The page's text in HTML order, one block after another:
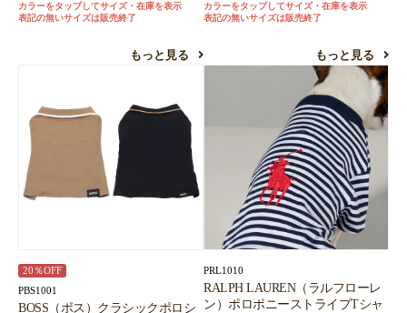
カラーをタップしてサイズ・在庫を表示
表記の無いサイズは販売終了
もっと見る
カラーをタップしてサイズ・在庫を表示
表記の無いサイズは販売終了
もっと見る
20％OFF
PBS1001
BOSS（ボス）クラシックポロシ
PRL1010
RALPH LAUREN（ラルフローレ
ン）ポロポニーストライプTシャ